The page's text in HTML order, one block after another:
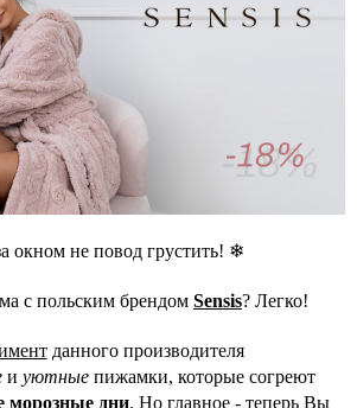
окном не повод грустить! ❄
с польским брендом Sensis? Легко!
данного производителя
и уютные пижамки, которые согреют
морозные дни. Но главное - теперь Вы